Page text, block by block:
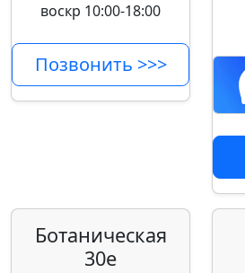
воскр 10:00-18:00
Позвонить >>>
Ботаническая
30е